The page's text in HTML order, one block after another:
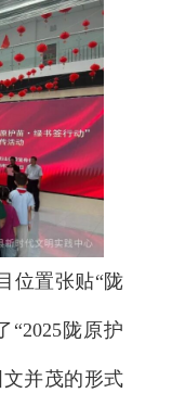
位置张贴“陇
“2025陇原护
并茂的形式